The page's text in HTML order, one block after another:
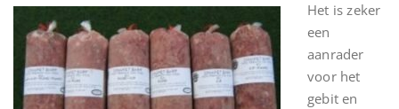
Het is zeker
een
aanrader
voor het
gebit en